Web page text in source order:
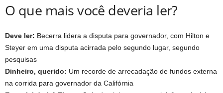
O que mais você deveria ler?
Deve ler: Becerra lidera a disputa para governador, com Hilton e
Steyer em uma disputa acirrada pelo segundo lugar, segundo
pesquisas
Dinheiro, querido: Um recorde de arrecadação de fundos externa
na corrida para governador da Califórnia